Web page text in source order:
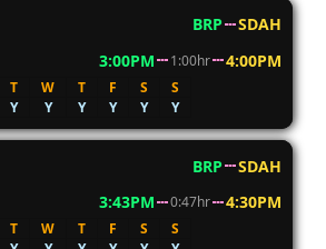
BRP
SDAH
3:00PM 1:00hr 4:00PM
T W T F S
S
Y Y Y Y Y Y
BRP
SDAH
3:43PM 0:47hr 4:30PM
T W T F S
S